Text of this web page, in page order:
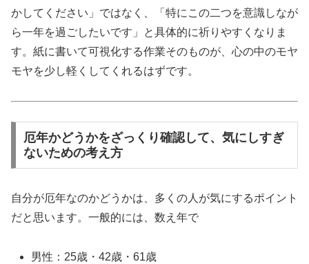
かしてください」ではなく、「特にこの二つを意識しなが
ら一年を過ごしたいです」と具体的に祈りやすくなりま
す。紙に書いて可視化する作業そのものが、心の中のモヤ
モヤを少し軽くしてくれるはずです。
厄年かどうかをざっくり確認して、気にしすぎ
ないための考え方
自分が厄年なのかどうかは、多くの人が気にするポイント
だと思います。一般的には、数え年で
男性：25歳・42歳・61歳